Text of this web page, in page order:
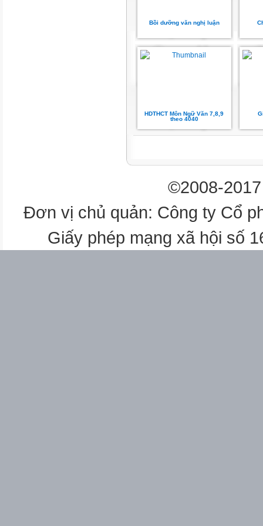
Cám ơn đời...
Cám ơn đời… mỗi sớm mai
Hình ảnh: Lise Tardif
Bồi dưỡng văn nghị luận
HDTHCT Môn Ngữ Văn 7,8,9
theo 4040
©2008-
Đơn vị chủ quản: Công ty Cổ
Giấy phép mạng xã hội số